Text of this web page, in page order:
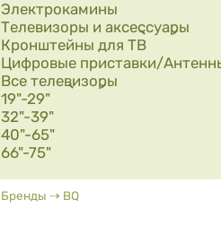
Электрокамины
Телевизоры и аксессуары
Кронштейны для ТВ
Цифровые приставки/
Все телевизоры
19"-29"
32"-39"
40"-65"
66"-75"
Вы здесь
Бренды ⇢ BQ